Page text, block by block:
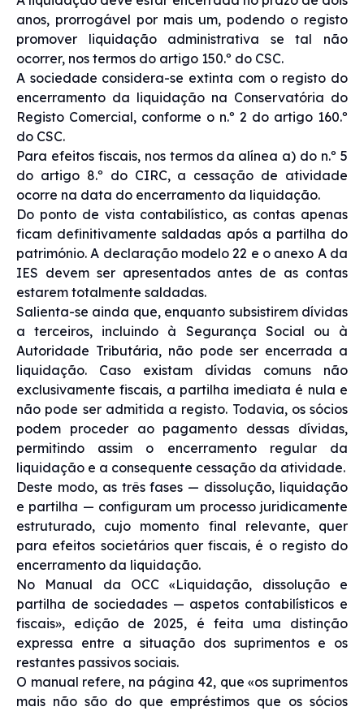
anos, prorrogável por mais um, podendo o registo
promover liquidação administrativa se tal não
ocorrer, nos termos do artigo 150.º do CSC.
A sociedade considera-se extinta com o registo do
encerramento da liquidação na Conservatória do
Registo Comercial, conforme o n.º 2 do artigo 160.º
do CSC.
Para efeitos fiscais, nos termos da alínea a) do n.º 5
do artigo 8.º do CIRC, a cessação de atividade
ocorre na data do encerramento da liquidação.
Do ponto de vista contabilístico, as contas apenas
ficam definitivamente saldadas após a partilha do
património. A declaração modelo 22 e o anexo A da
IES devem ser apresentados antes de as contas
estarem totalmente saldadas.
Salienta-se ainda que, enquanto subsistirem dívidas
a terceiros, incluindo à Segurança Social ou à
Autoridade Tributária, não pode ser encerrada a
liquidação. Caso existam dívidas comuns não
exclusivamente fiscais, a partilha imediata é nula e
não pode ser admitida a registo. Todavia, os sócios
podem proceder ao pagamento dessas dívidas,
permitindo assim o encerramento regular da
liquidação e a consequente cessação da atividade.
Deste modo, as três fases — dissolução, liquidação
e partilha — configuram um processo juridicamente
estruturado, cujo momento final relevante, quer
para efeitos societários quer fiscais, é o registo do
encerramento da liquidação.
No Manual da OCC «Liquidação, dissolução e
partilha de sociedades — aspetos contabilísticos e
fiscais», edição de 2025, é feita uma distinção
expressa entre a situação dos suprimentos e os
restantes passivos sociais.
O manual refere, na página 42, que «os suprimentos
mais não são do que empréstimos que os sócios